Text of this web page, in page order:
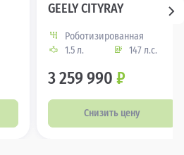
GEELY CITYRAY
Роботизированная
1.5 л.
147 л.с.
3 259 990 ₽
Снизить цену